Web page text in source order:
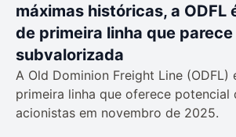
máximas históricas, a ODFL
de primeira linha que parece
subvalorizada
A Old Dominion Freight Line (ODFL)
primeira linha que oferece potencial
acionistas em novembro de 2025.